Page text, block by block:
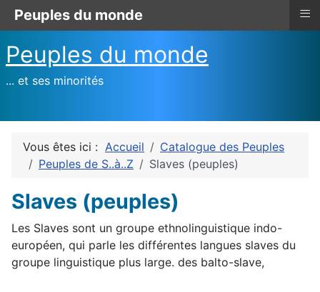
Peuples du monde
... et ses minorités
Vous êtes ici : Accueil
Catalogue des Peuples
Peuples de S..à..Z
Slaves (peuples)
Slaves (peuples)
Les Slaves sont un groupe ethnolinguistique indo-
européen, qui parle les différentes langues slaves du
groupe linguistique plus large. des balto-slave,
Peuples du monde ≡